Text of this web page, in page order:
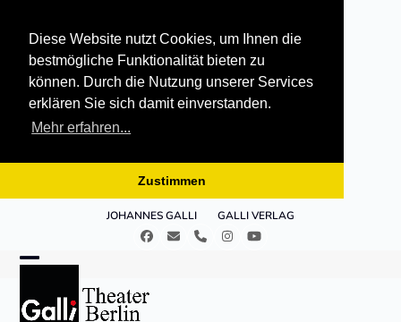
Diese Website nutzt Cookies, um Ihnen die
bestmögliche Funktionalität bieten zu
können. Durch die Nutzung unserer Services
erklären Sie sich damit einverstanden.
Mehr erfahren...
Zustimmen
JOHANNES GALLI GALLI VERLAG
Facebook
E- TelefonInstagramYouTube
mobile
mobile